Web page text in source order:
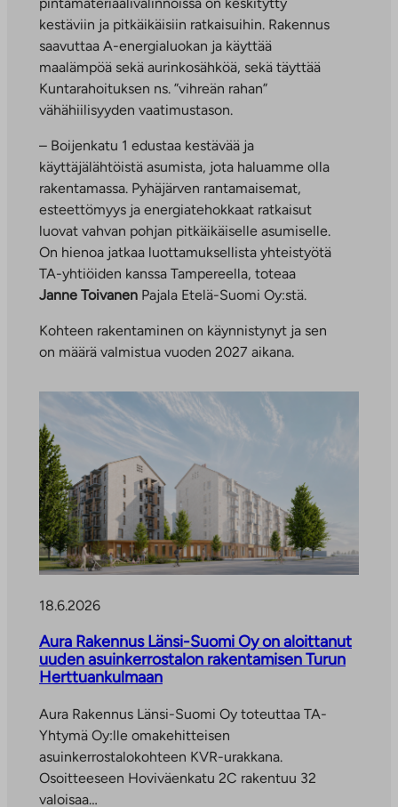
pintamateriaalivalinnoissa on keskitytty
kestäviin ja pitkäikäisiin ratkaisuihin. Rakennus
saavuttaa A-energialuokan ja käyttää
maalämpöä sekä aurinkosähköä, sekä täyttää
Kuntarahoituksen ns. ”vihreän rahan”
vähähiilisyyden vaatimustason.
– Boijenkatu 1 edustaa kestävää ja
käyttäjälähtöistä asumista, jota haluamme olla
rakentamassa. Pyhäjärven rantamaisemat,
esteettömyys ja energiatehokkaat ratkaisut
luovat vahvan pohjan pitkäikäiselle asumiselle.
On hienoa jatkaa luottamuksellista yhteistyötä
TA-yhtiöiden kanssa Tampereella, toteaa
Janne Toivanen Pajala Etelä-Suomi Oy:stä.
Kohteen rakentaminen on käynnistynyt ja sen
on määrä valmistua vuoden 2027 aikana.
18.6.2026
Aura Rakennus Länsi-Suomi Oy on aloittanut
uuden asuinkerrostalon rakentamisen Turun
Herttuankulmaan
Aura Rakennus Länsi-Suomi Oy toteuttaa TA-
Yhtymä Oy:lle omakehitteisen
asuinkerrostalokohteen KVR-urakkana.
Osoitteeseen Hoviväenkatu 2C rakentuu 32
valoisaa…